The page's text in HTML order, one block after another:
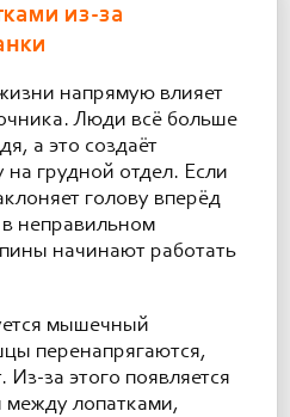
из-за
напрямую влияет
Люди всё больше
а это создаёт
грудной отдел. Если
голову вперёд
неправильном
начинают работать
мышечный
перенапрягаются,
за этого появляется
лопатками,